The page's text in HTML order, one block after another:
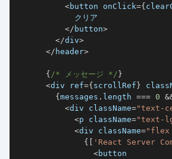
<button onClick={
</ button>
</div>
</ header>
{ /* メッセージ */}
<div ref={scrollRef}
{messages . length === 0
<div className="text-
<p className="text-
<div className="flex
{ [ 'React Server
<